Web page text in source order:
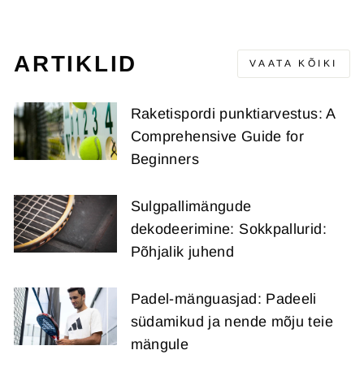
ARTIKLID VAATA KÕIKI
Raketispordi punktiarvestus: A
Comprehensive Guide for
Beginners
Sulgpallimängude
dekodeerimine: Sokkpallurid:
Põhjalik juhend
Padel-mänguasjad: Padeeli
südamikud ja nende mõju teie
mängule